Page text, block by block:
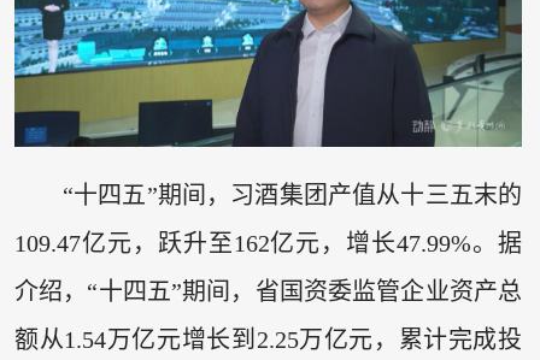
“十四五”期间，习酒集团产值从十三五末的
109.47亿元，跃升至162亿元，增长47.99%。据
介绍，“十四五”期间，省国资委监管企业资产总
额从1.54万亿元增长到2.25万亿元，累计完成投